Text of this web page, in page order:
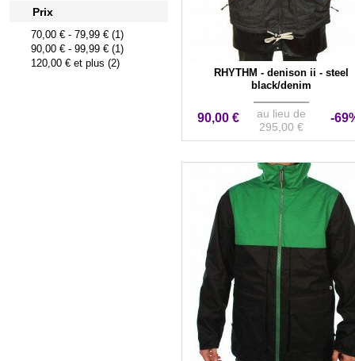
Prix
70,00 € -79,99 € (1)
90,00 € -99,99 € (1)
120,00 € et plus (2)
RHYTHM - denison ii - steel
black/denim
90,00 €
au lieu de
295,00 €
-